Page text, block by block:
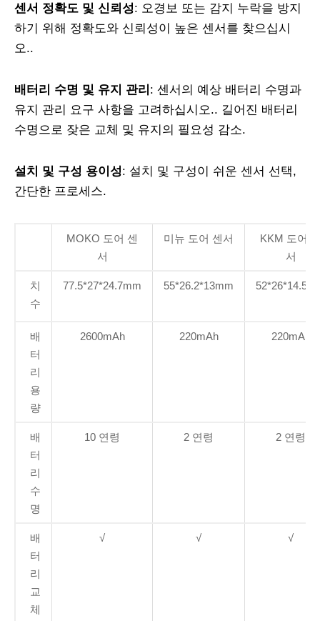
센서 정확도 및 신뢰성: 오경보 또는 감지 누락을 방지
하기 위해 정확도와 신뢰성이 높은 센서를 찾으십시
오..
배터리 수명 및 유지 관리 : 센서의 예상 배터리 수명과
유지 관리 요구 사항을 고려하십시오.. 길어진 배터리
수명으로 잦은 교체 및 유지의 필요성 감소.
설치 및 구성 용이성: 설치 및 구성이 쉬운 센서 선택,
간단한 프로세스.
MOKO 도어 센
서
미뉴 도어 센서
KKM 도어
서
치
수
77.5*27*24.7mm 55*26.2*13mm
배
터
리
용
량
2600mAh 220mAh 220mAh
배
터
리
수
명
10 연령 2 연령 2 연령
배
터
리
교
체
√ √ √